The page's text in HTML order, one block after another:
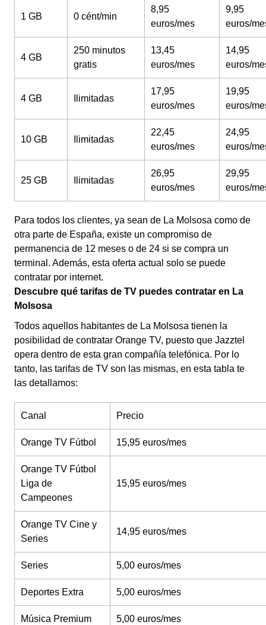
1 GB 0 cént/min
8,95
euros/mes
9,95
euros/
4 GB
250 minutos
gratis
13,45
euros/mes
14,95
euros/
4 GB Ilimitadas
17,95
euros/mes
19,95
euros/
10 GB Ilimitadas
22,45
euros/mes
24,95
euros/
25 GB Ilimitadas
26,95
euros/mes
29,95
euros/
Para todos los clientes, ya sean de La Molsosa como de
otra parte de España, existe un compromiso de
permanencia de 12 meses o de 24 si se compra un
terminal. Además, esta oferta actual solo se puede
contratar por internet.
Descubre qué tarifas de TV puedes contratar en La
Molsosa
Todos aquellos habitantes de La Molsosa tienen la
posibilidad de contratar Orange TV, puesto que Jazztel
opera dentro de esta gran compañía telefónica. Por lo
tanto, las tarifas de TV son las mismas, en esta tabla te
las detallamos:
Canal Precio
Orange TV Fútbol 15,95 euros/mes
Orange TV Fútbol
Liga de
Campeones
15,95 euros/mes
Orange TV Cine y
Series
14,95 euros/mes
Series 5,00 euros/mes
Deportes Extra 5,00 euros/mes
Música Premium 5,00 euros/mes